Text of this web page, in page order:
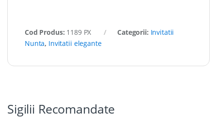
Cod Produs: 1189 PX Categorii: Invitatii
Nunta, Invitatii elegante
Sigilii Recomandate